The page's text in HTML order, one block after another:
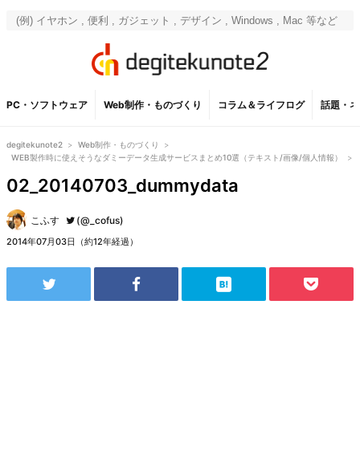
PC・ソフトウェア Web制作・ものづくり コラム＆ライフログ 話題・
degitekunote2 > Web制作・ものづくり
>
WEB製作時に使えそうなダミーデータ生成サービスまとめ10選（テキスト/画像/個人情報）
>
02_20140703_dummydata
こふす (@_cofus)
2014年07月03日（約12年経過）